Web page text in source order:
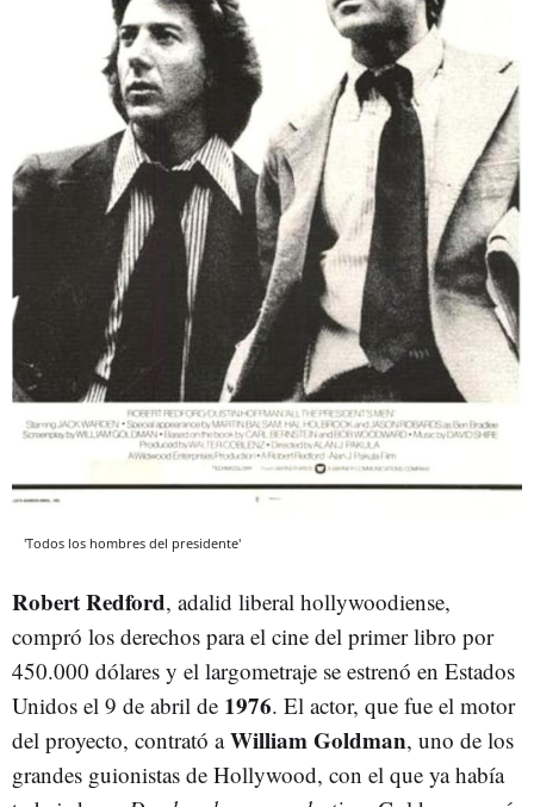
'Todos los hombres del presidente'
Robert Redford, adalid liberal hollywoodiense,
compró los derechos para el cine del primer libro por
450.000 dólares y el largometraje se estrenó en Estados
Unidos el 9 de abril de 1976. El actor, que fue el motor
del proyecto, contrató aWilliam Goldman, uno de los
grandes guionistas de Hollywood, con el que ya había